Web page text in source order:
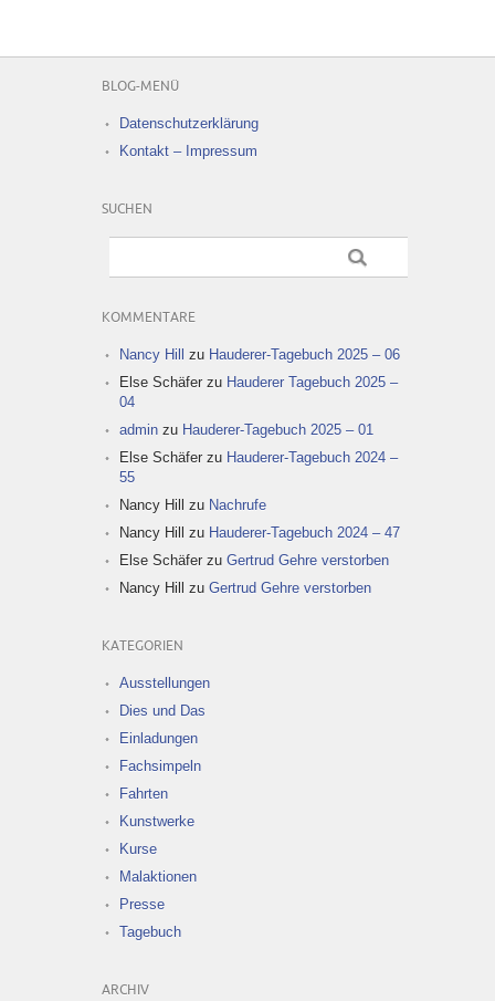
BLOG-MENÜ
Datenschutzerklärung
Kontakt – Impressum
SUCHEN
KOMMENTARE
Nancy Hill zu Hauderer-Tagebuch 2025 – 06
Else Schäfer zu Hauderer Tagebuch 2025 –
04
admin zu Hauderer-Tagebuch 2025 – 01
Else Schäfer zu Hauderer-Tagebuch 2024 –
55
Nancy Hill
zu Nachrufe
Nancy Hill
zu Hauderer-Tagebuch 2024 – 47
Else Schäfer zu Gertrud Gehre verstorben
Nancy Hill
zu Gertrud Gehre verstorben
KATEGORIEN
Ausstellungen
Dies und Das
Einladungen
Fachsimpeln
Fahrten
Kunstwerke
Kurse
Malaktionen
Presse
Tagebuch
ARCHIV